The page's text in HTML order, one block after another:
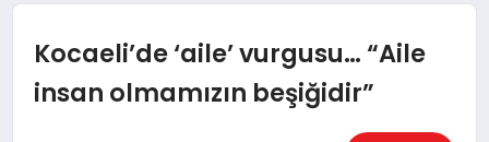
DÜNYA
Kocaeli’de ‘aile’ vurgusu… “Aile
insan olmamızın beşiğidir”